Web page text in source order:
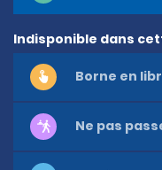
Indisponible dans
Borne en
Ne pas